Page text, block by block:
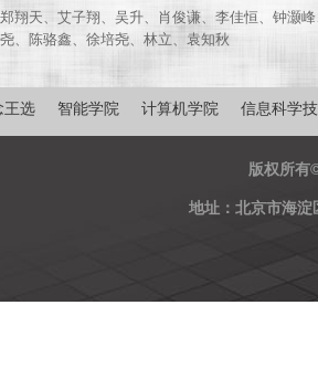
翔天、艾子翔、吴升、肖俊谦、李佳恒、钟灏
、陈骆鑫、徐培尧、林立、袁知秋
王选 智能学院 计算机学院 信息科学
版权所有
地址：北京市海